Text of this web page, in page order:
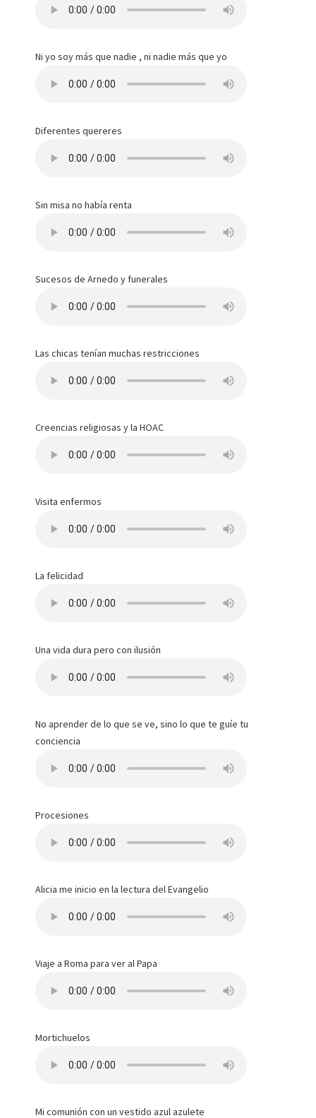
Ni yo soy más que nadie , ni nadie más que yo
Diferentes quereres
Sin misa no había renta
Sucesos de Arnedo y funerales
Las chicas tenían muchas restricciones
Creencias religiosas y la HOAC
Visita enfermos
La felicidad
Una vida dura pero con ilusión
No aprender de lo que se ve, sino lo que te guíe tu
conciencia
Procesiones
Alicia me inicio en la lectura del Evangelio
Viaje a Roma para ver al Papa
Mortichuelos
Mi comunión con un vestido azul azulete